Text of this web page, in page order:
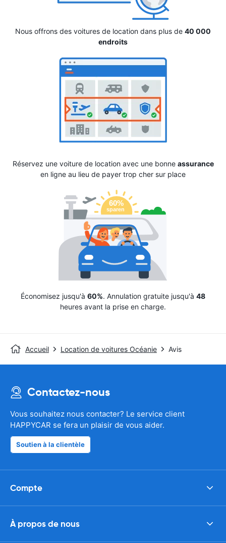
Nous offrons des voitures de location dans plus de 40 000
endroits
Réservez une voiture de location avec une bonne assurance
en ligne au lieu de payer trop cher sur place
Économisez jusqu'à 60%. Annulation gratuite jusqu'à 48
heures avant la prise en charge.
Accueil Location de voitures Océanie Avis
Contactez-nous
Vous souhaitez nous contacter? Le service client
HAPPYCAR se fera un plaisir de vous aider.
Soutien à la clientèle
Compte
À propos de nous